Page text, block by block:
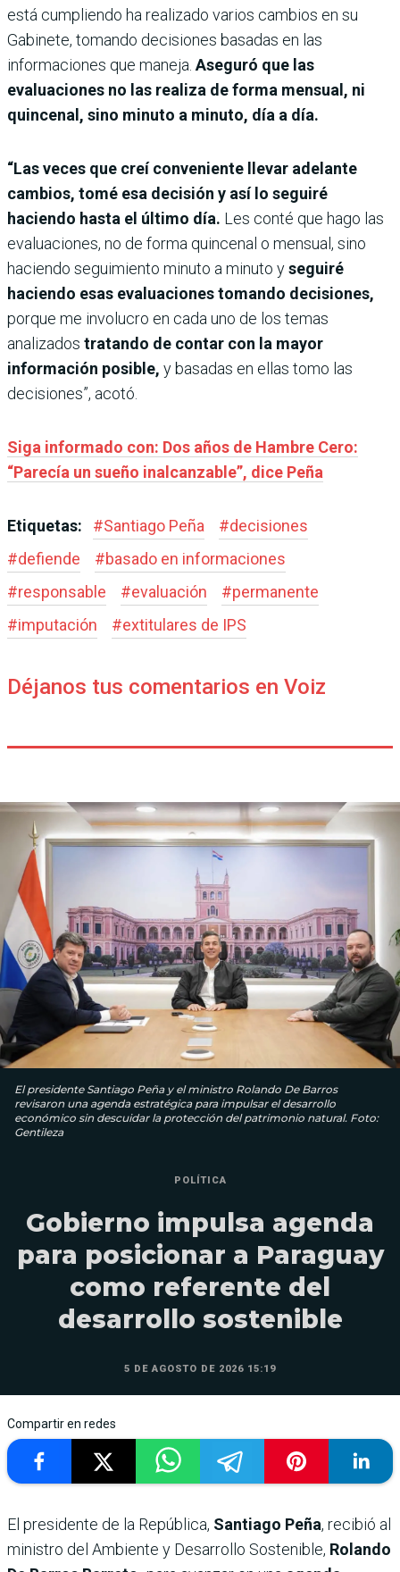
está cumpliendo ha realizado varios cambios en su
Gabinete, tomando decisiones basadas en las
informaciones que maneja. Aseguró que las
evaluaciones no las realiza de forma mensual, ni
quincenal, sino minuto a minuto, día a día.
“Las veces que creí conveniente llevar adelante
cambios, tomé esa decisión y así lo seguiré
haciendo hasta el último día. Les conté que hago las
evaluaciones, no de forma quincenal o mensual, sino
haciendo seguimiento minuto a minuto yseguiré
haciendo esas evaluaciones tomando decisiones,
porque me involucro en cada uno de los temas
analizados tratando de contar con la mayor
información posible, y basadas en ellas tomo las
decisiones”, acotó.
Siga informado con: Dos años de Hambre Cero:
“Parecía un sueño inalcanzable”, dice Peña
Etiquetas: #Santiago Peña #decisiones
#defiende #basado en informaciones
#responsable #evaluación #permanente
#imputación #extitulares de IPS
Déjanos tus comentarios en Voiz
El presidente Santiago Peña y el ministro Rolando De Barros
revisaron una agenda estratégica para impulsar el desarrollo
económico sin descuidar la protección del patrimonio natural. Foto:
Gentileza
POLÍTICA
Gobierno impulsa agenda
para posicionar a Paraguay
como referente del
desarrollo sostenible
5 DE AGOSTO DE 2026 15:19
Compartir en redes
El presidente de la República, Santiago Peña, recibió al
ministro del Ambiente y Desarrollo Sostenible, Rolando